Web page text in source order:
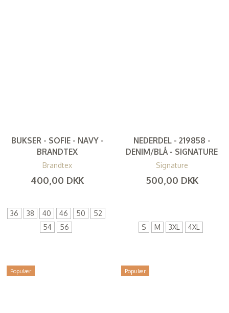
BUKSER - SOFIE - NAVY -
BRANDTEX
Brandtex
400,00 DKK
36 38 40 46 50
52
54
56
NEDERDEL - 219858 -
DENIM/BLÅ - SIGNATURE
Signature
500,00 DKK
S M 3XL 4XL
Populær Populær